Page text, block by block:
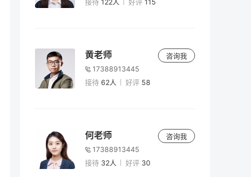
接待 122人 好评 115
黄老师
17388913445
接待 62人 好评 58
咨询我
何老师
17388913445
接待 32人 好评 30
咨询我